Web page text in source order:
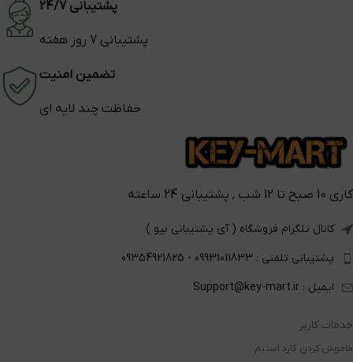
پشتیبانی 24/7
پشتیبانی 7 روز هفته
تضمین امنیت
حفاظت چند لایه ای
کاری 10 صبح تا 12 شب , پشتیبانی 24 ساعته
کانال تلگرام فروشگاه ( آی پشتیبانی بیو )
پشتیبانی تلفنی : 09931011833 - 09354921825
ایمیل : Support@key-mart.ir
خدمات کاربر
خاموش کردن گارد استیم